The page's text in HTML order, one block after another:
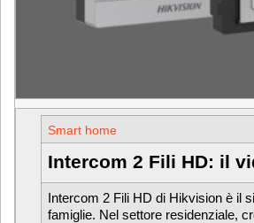
Smart home
Intercom 2 Fili HD: il
Intercom 2 Fili HD di Hikvision è il
famiglie. Nel settore residenziale,